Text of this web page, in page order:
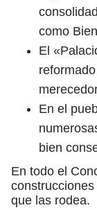
como
El
En el
bien
En todo el
que las rodea.